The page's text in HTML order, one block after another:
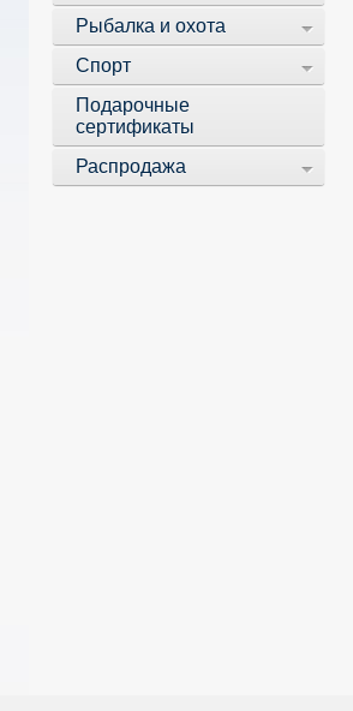
Рыбалка и охота
Спорт
Подарочные
сертификаты
Распродажа